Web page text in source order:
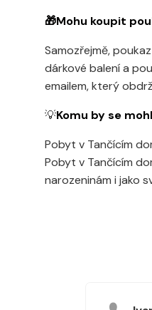
🎁Mohu koupit
Samozřejmě,
dárkové balení a
emailem, který
💡Komu by se
Pobyt v Tančícím
Pobyt v Tančícím
narozeninám i jako